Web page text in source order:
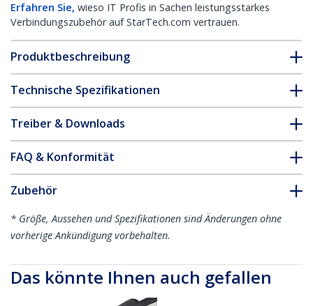
Erfahren Sie, wieso IT Profis in Sachen leistungsstarkes
Verbindungszubehör auf StarTech.com vertrauen.
Produktbeschreibung
Technische Spezifikationen
Treiber & Downloads
FAQ & Konformität
Zubehör
* Größe, Aussehen und Spezifikationen sind Änderungen ohne
vorherige Ankündigung vorbehalten.
Das könnte Ihnen auch gefallen